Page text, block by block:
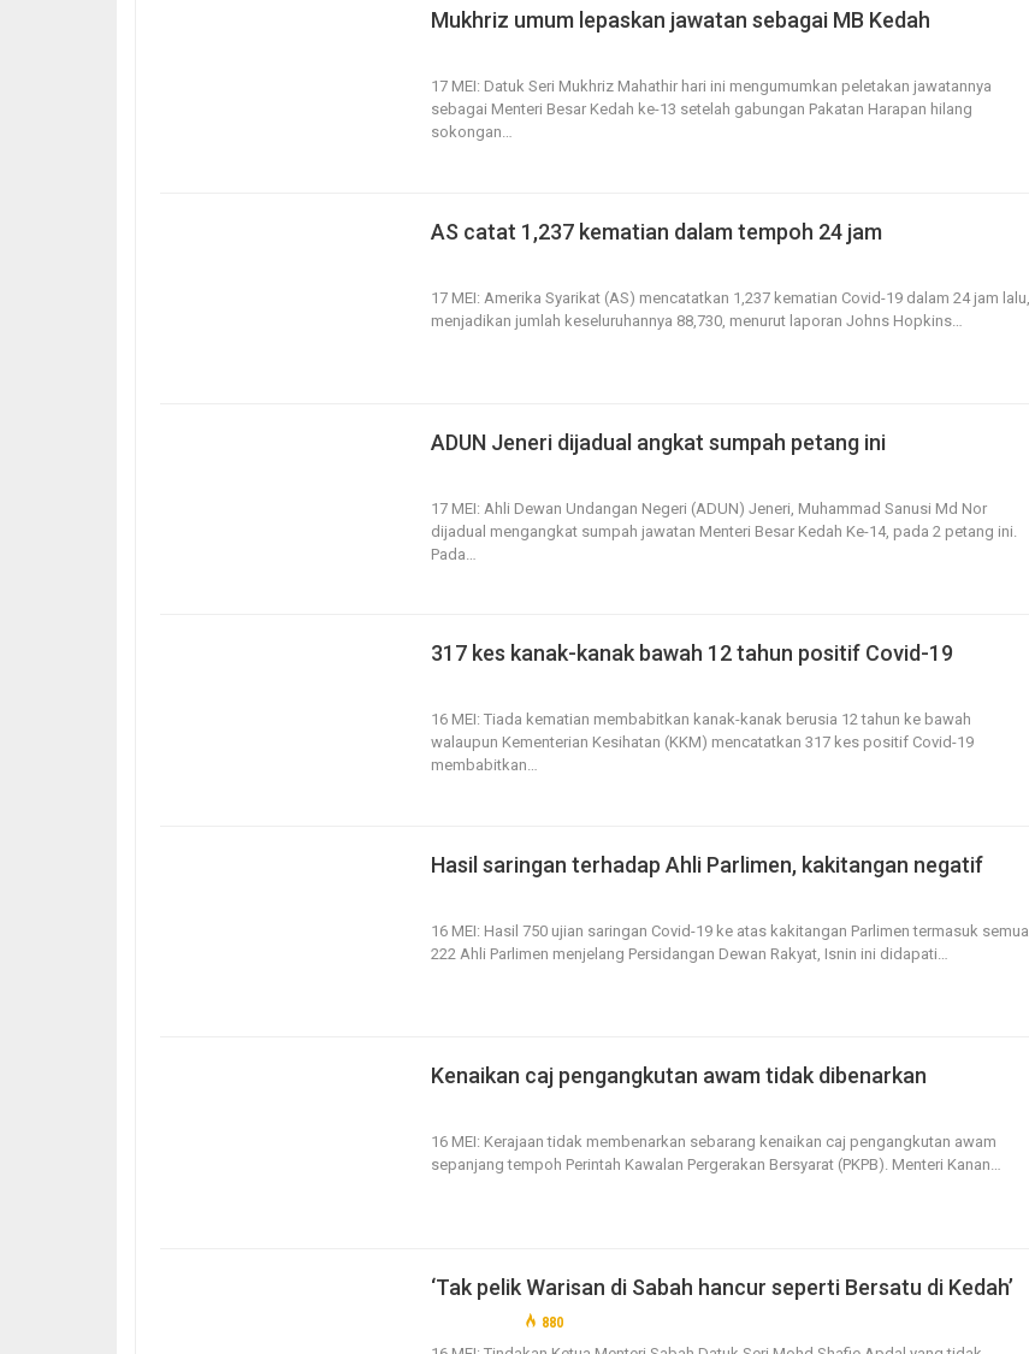
Mukhriz umum lepaskan jawatan sebagai MB Kedah
17 MEI: Datuk Seri Mukhriz Mahathir hari ini mengumumkan peletakan jawatannya
sebagai Menteri Besar Kedah ke-13 setelah gabungan Pakatan Harapan hilang
sokongan…
AS catat 1,237 kematian dalam tempoh 24 jam
17 MEI: Amerika Syarikat (AS) mencatatkan 1,237 kematian Covid-19 dalam 24 jam lalu,
menjadikan jumlah keseluruhannya 88,730, menurut laporan Johns Hopkins
ADUN Jeneri dijadual angkat sumpah petang ini
17 MEI: Ahli Dewan Undangan Negeri (ADUN) Jeneri, Muhammad Sanusi Md Nor
dijadual mengangkat sumpah jawatan Menteri Besar Kedah Ke-14, pada 2 petang ini.
Pada
317 kes kanak-kanak bawah 12 tahun positif Covid-19
16 MEI: Tiada kematian membabitkan kanak-kanak berusia 12 tahun ke bawah
walaupun Kementerian Kesihatan (KKM) mencatatkan 317 kes positif Covid-19
membabitkan…
Hasil saringan terhadap Ahli Parlimen, kakitangan negatif
16 MEI: Hasil 750 ujian saringan Covid-19 ke atas kakitangan Parlimen termasuk semua
222 Ahli Parlimen menjelang Persidangan Dewan Rakyat, Isnin ini didapati
Kenaikan caj pengangkutan awam tidak dibenarkan
16 MEI: Kerajaan tidak membenarkan sebarang kenaikan caj pengangkutan awam
sepanjang tempoh Perintah Kawalan Pergerakan Bersyarat (PKPB). Menteri Kanan…
‘Tak pelik Warisan di Sabah hancur seperti Bersatu di Kedah’
880